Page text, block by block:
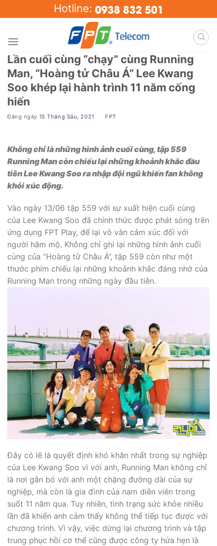
to
Hotline: 0938 832 501
Lần cuối cùng “chạy” cùng Running
Man, “Hoàng tử Châu Á” Lee Kwang
Soo khép lại hành trình 11 năm cống
hiến
Đăng ngày 15 Tháng Sáu, 2021 FPT
Không chỉ là những hình ảnh cuối cùng, tập 559
Running Man còn chiếu lại những khoảnh khắc đầu
tiên Lee Kwang Soo ra nhập đội ngũ khiến fan không
khỏi xúc động.
Vào ngày 13/06 tập 559 với sự xuất hiện cuối cùng
của Lee Kwang Soo đã chính thức được phát sóng trên
ứng dụng FPT Play, để lại vô vàn cảm xúc đối với
người hâm mộ. Không chỉ ghi lại những hình ảnh cuối
cùng của “Hoàng tử Châu Á”, tập 559 còn như một
thước phim chiếu lại những khoảnh khắc đáng nhớ của
Running Man trong những ngày đầu tiên.
Đây có lẽ là quyết định khó khăn nhất trong sự nghiệp
của Lee Kwang Soo vì với anh, Running Man không chỉ
là nơi gắn bó với anh một chặng đường dài của sự
nghiệp, mà còn là gia đình của nam diễn viên trong
suốt 11 năm qua. Tuy nhiên, tình trạng sức khỏe nhiều
lần đã khiến anh cảm thấy không thể tiếp tục được với
chương trình. Vì vậy, việc dừng lại chương trình và tập
trung phục hồi cơ thể cũng được công ty hứa hẹn là